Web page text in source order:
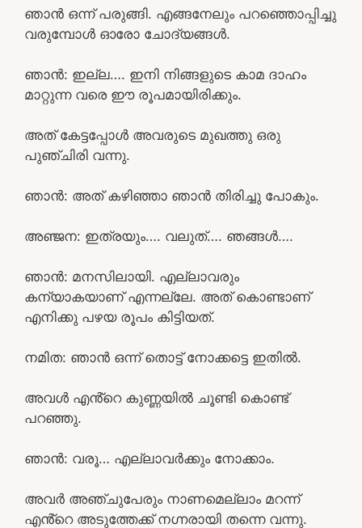
ഞാൻ ഒന്ന് പരുങ്ങി. എങ്ങനേലും പറഞ്ഞൊപ്പിച്ചു
വരുമ്പോൾ ഓരോ ചോദ്യങ്ങൾ.
ഞാൻ: ഇല്ല…. ഇനി നിങ്ങളുടെ കാമ ദാഹം
മാറ്റുന്ന വരെ ഈ രൂപമായിരിക്കും.
അത് കേട്ടപ്പോൾ അവരുടെ മുഖത്തു ഒരു
പുഞ്ചിരി വന്നു.
ഞാൻ: അത് കഴിഞ്ഞാ ഞാൻ തിരിച്ചു പോകും.
അഞ്ജന: ഇത്രയും…. വലുത്…. ഞങ്ങൾ….
ഞാൻ: മനസിലായി. എല്ലാവരും
കന്യാകയാണ് എന്നല്ലേ. അത് കൊണ്ടാണ്
എനിക്കു പഴയ രൂപം കിട്ടിയത്.
നമിത: ഞാൻ ഒന്ന് തൊട്ട് നോക്കട്ടെ ഇതിൽ.
അവൾ എൻ്റെ കുണ്ണയിൽ ചൂണ്ടി കൊണ്ട്
പറഞ്ഞു.
ഞാൻ: വരൂ… എല്ലാവർക്കും നോക്കാം.
അവർ അഞ്ചുപേരും നാണമെല്ലാം മറന്ന്
എൻ്റെ അടുത്തേക്ക് നഗ്നരായി തന്നെ വന്നു.